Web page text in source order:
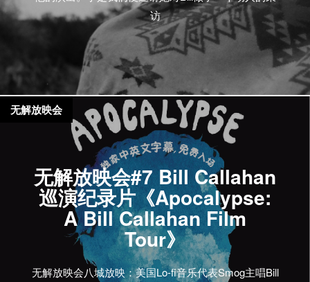
访
无解放映会#7 Bill Callahan
巡演纪录片《Apocalypse:
A Bill Callahan Film
Tour》
无解放映会八城放映：美国Lo-fi音乐代表Smog主唱Bill
无解放映会